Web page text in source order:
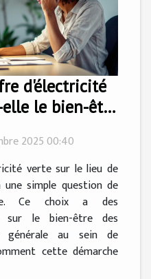
d'électricité
le bien-être
2025 00:40
verte sur le lieu de
simple question de
Ce choix a des
sur le bien-être des
générale au sein de
cette démarche